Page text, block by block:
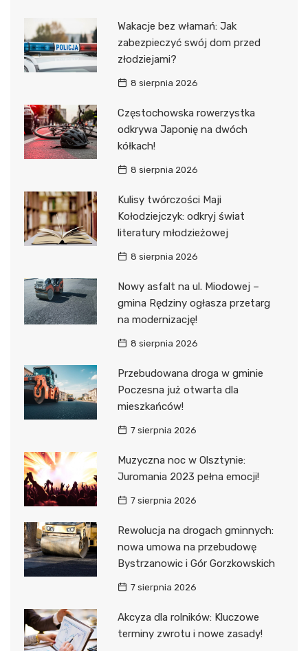
Wakacje bez włamań: Jak
zabezpieczyć swój dom przed
złodziejami?
8 sierpnia 2026
Częstochowska rowerzystka
odkrywa Japonię na dwóch
kółkach!
8 sierpnia 2026
Kulisy twórczości Maji
Kołodziejczyk: odkryj świat
literatury młodzieżowej
8 sierpnia 2026
Nowy asfalt na ul. Miodowej –
gmina Rędziny ogłasza przetarg
na modernizację!
8 sierpnia 2026
Przebudowana droga w gminie
Poczesna już otwarta dla
mieszkańców!
7 sierpnia 2026
Muzyczna noc w Olsztynie:
Juromania 2023 pełna emocji!
7 sierpnia 2026
Rewolucja na drogach gminnych:
nowa umowa na przebudowę
Bystrzanowic i Gór Gorzkowskich
7 sierpnia 2026
Akcyza dla rolników: Kluczowe
terminy zwrotu i nowe zasady!